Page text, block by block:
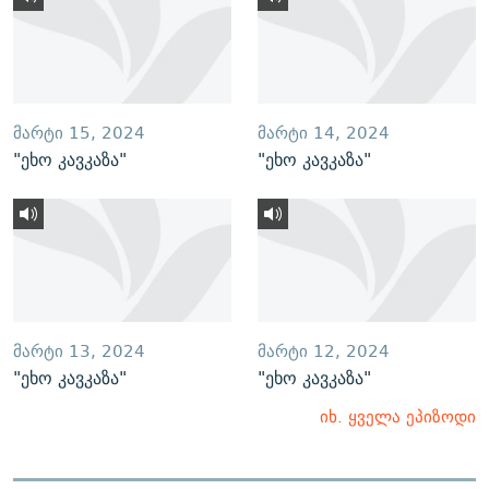
ᲛᲐᲠᲢᲘ 15, 2024
"ეხო კავკაზა"
ᲛᲐᲠᲢᲘ 14, 2024
"ეხო კავკაზა"
ᲛᲐᲠᲢᲘ 13, 2024
"ეხო კავკაზა"
ᲛᲐᲠᲢᲘ 12, 2024
"ეხო კავკაზა"
იხ. ყველა ეპიზოდი